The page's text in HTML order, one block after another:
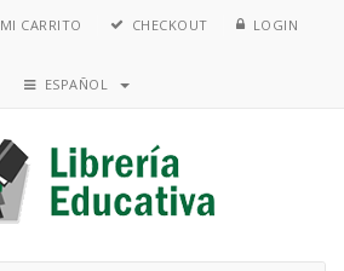
MI CARRITO CHECKOUT LOGIN
ESPAÑOL